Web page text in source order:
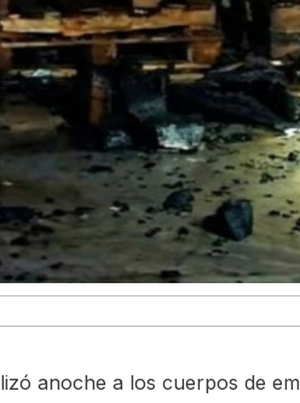
anoche a los cuerpos de